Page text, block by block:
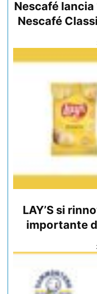
Nescafé lancia
Nescafé
LAY’S si
importante